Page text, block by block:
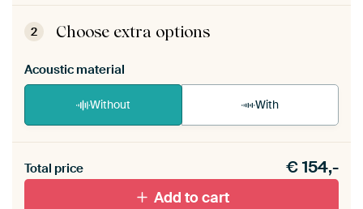
ArtFrame comes as a simple construction kit.
View self-assembly instructions
2 Choose extra options
Acoustic material
Without With
materiaal toe aan je ArtFrame set.
Total price €154,-
Add to cart